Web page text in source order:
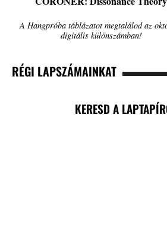
A Hangpróba táblázatot megtalálod az
digitális különszámban!
RÉGI LAPSZÁMAINKAT
KERESD A